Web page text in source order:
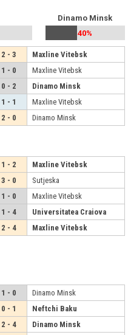
Dinamo Minsk
40%
2 - 3
Maxline Vitebsk
1 - 0
Maxline Vitebsk
0 - 2
Dinamo Minsk
1 - 1
Maxline Vitebsk
2 - 0 Dinamo Minsk
1 - 2
Maxline Vitebsk
3 - 0
Sutjeska
1 - 0
Maxline Vitebsk
1 - 4
Universitatea Craiova
2 - 4 Maxline Vitebsk
1 - 0
Dinamo Minsk
0 - 1
Neftchi Baku
2 - 4
Dinamo Minsk